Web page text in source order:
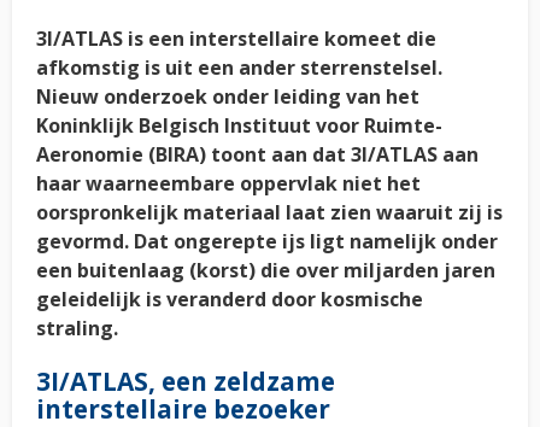
3I/ATLAS is een interstellaire komeet die
afkomstig is uit een ander sterrenstelsel.
Nieuw onderzoek onder leiding van het
Koninklijk Belgisch Instituut voor Ruimte-
Aeronomie (BIRA) toont aan dat 3I/ATLAS aan
haar waarneembare oppervlak niet het
oorspronkelijk materiaal laat zien waaruit zij is
gevormd. Dat ongerepte ijs ligt namelijk onder
een buitenlaag (korst) die over miljarden jaren
geleidelijk is veranderd door kosmische
straling.
3I/ATLAS, een zeldzame
interstellaire bezoeker